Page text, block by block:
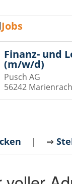
Jobs
Finanz- und
(m/w/d)
Pusch AG
56242
| ⇒